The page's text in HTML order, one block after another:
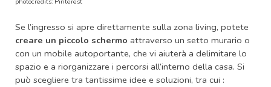
Se l’ingresso si apre direttamente sulla zona living, potete
creare un piccolo schermo attraverso un setto murario o
con un mobile autoportante, che vi aiuterà a delimitare lo
spazio e a riorganizzare i percorsi all’interno della casa. Si
può scegliere tra tantissime idee e soluzioni, tra cui :